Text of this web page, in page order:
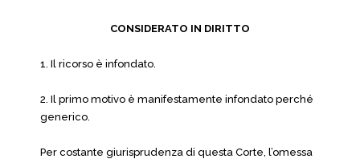
CONSIDERATO IN DIRITTO
1. Il ricorso è infondato.
2. Il primo motivo è manifestamente infondato perché
generico.
Per costante giurisprudenza di questa Corte, l’omessa